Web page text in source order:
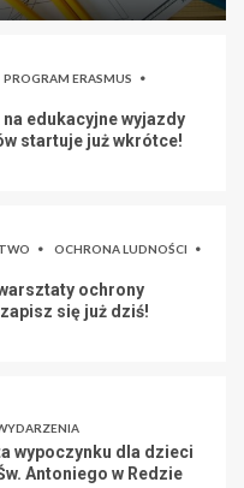
PROGRAM ERASMUS
na edukacyjne wyjazdy
startuje już wkrótce!
OCHRONA LUDNOŚCI
ochrony
się już dziś!
wypoczynku dla dzieci
Antoniego w Redzie